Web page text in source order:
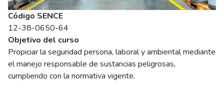
Código SENCE
12-38-0650-64
Objetivo del curso
Propiciar la seguridad persona, laboral y ambiental mediante
el manejo responsable de sustancias peligrosas,
cumpliendo con la normativa vigente.